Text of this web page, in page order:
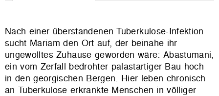
Nach einer überstandenen Tuberkulose-Infektion
sucht Mariam den Ort auf, der beinahe ihr
ungewolltes Zuhause geworden wäre: Abastumani,
ein vom Zerfall bedrohter palastartiger Bau hoch
in den georgischen Bergen. Hier leben chronisch
an Tuberkulose erkrankte Menschen in völliger